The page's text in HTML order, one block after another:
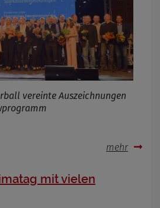
vereinte Auszeichnungen
mehr
mit vielen